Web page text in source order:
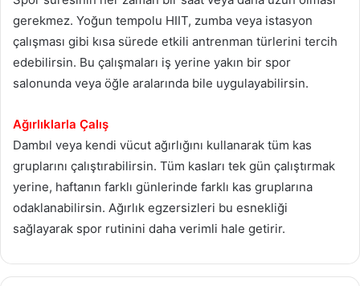
gerekmez. Yoğun tempolu HIIT, zumba veya istasyon
çalışması gibi kısa sürede etkili antrenman türlerini tercih
edebilirsin. Bu çalışmaları iş yerine yakın bir spor
salonunda veya öğle aralarında bile uygulayabilirsin.
Ağırlıklarla Çalış
Dambıl veya kendi vücut ağırlığını kullanarak tüm kas
gruplarını çalıştırabilirsin. Tüm kasları tek gün çalıştırmak
yerine, haftanın farklı günlerinde farklı kas gruplarına
odaklanabilirsin. Ağırlık egzersizleri bu esnekliği
sağlayarak spor rutinini daha verimli hale getirir.